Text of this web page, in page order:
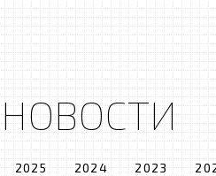
НОВОСТИ
2025 2024 2023